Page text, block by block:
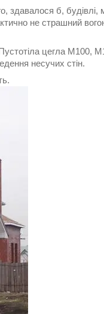
здавалося б, будівлі,
не страшний
Пустотіла цегла М100,
несучих стін.